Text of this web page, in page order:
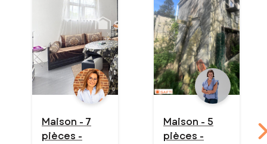
Maison - 7
pièces -
Maison - 5
pièces -